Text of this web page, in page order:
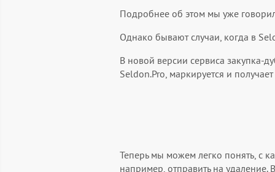
Подробнее об этом мы уже
Однако бывают случаи, когда в
В новой версии сервиса закупка-
Seldon.Pro, маркируется и
Теперь мы можем легко понять, с
например, отправить на